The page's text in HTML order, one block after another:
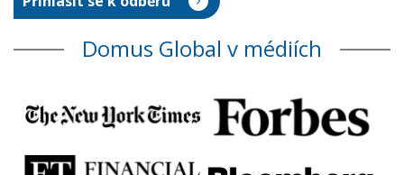
Domus Global v médiích